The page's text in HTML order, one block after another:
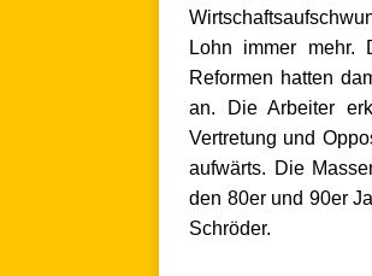
Lohn immer mehr.
Reformen hatten
an. Die Arbeiter
Vertretung und
aufwärts. Die
den 80er und 90er
Schröder.